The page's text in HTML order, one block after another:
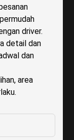
driver.
detail dan
dan
area